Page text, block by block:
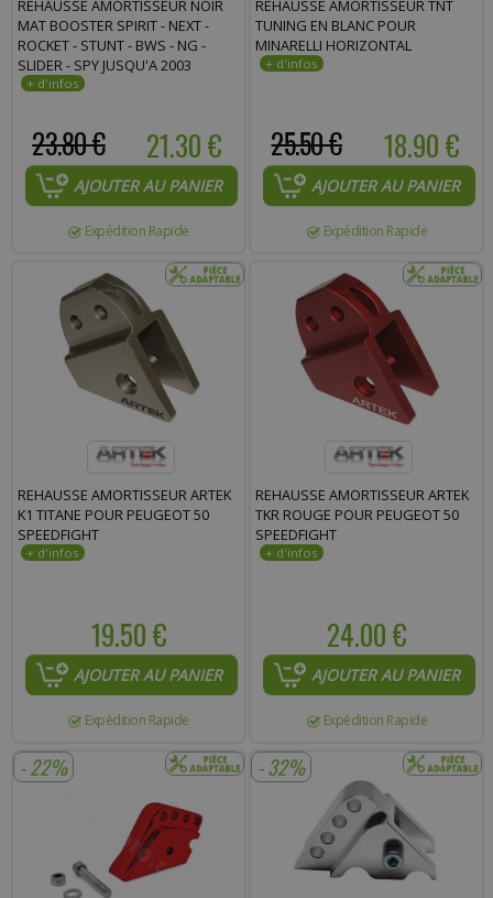
REHAUSSE AMORTISSEUR NOIR
MAT BOOSTER SPIRIT - NEXT -
ROCKET - STUNT - BWS - NG -
SLIDER - SPY JUSQU'A 2003
21.30 €
23.80 €
AJOUTER AU PANIER
Expédition Rapide
REHAUSSE AMORTISSEUR TNT
TUNING EN BLANC POUR
MINARELLI HORIZONTAL
18.90 €
25.50 €
AJOUTER AU PANIER
Expédition Rapide
REHAUSSE AMORTISSEUR ARTEK
K1 TITANE POUR PEUGEOT 50
SPEEDFIGHT
19.50 €
AJOUTER AU PANIER
Expédition Rapide
REHAUSSE AMORTISSEUR ARTEK
TKR ROUGE POUR PEUGEOT 50
SPEEDFIGHT
24.00 €
AJOUTER AU PANIER
Expédition Rapide
- 22% - 32%
Commentaire :